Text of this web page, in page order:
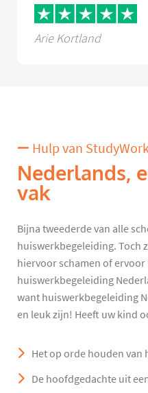
Arie Kortland
Hulp van
Nederlands,
vak
Bijna tweederde van alle
huiswerkbegeleiding. Toch
hiervoor schamen of ervoor
huiswerkbegeleiding
want huiswerkbegeleiding
en leuk zijn! Heeft uw kind
Het op orde houden van
De hoofdgedachte uit